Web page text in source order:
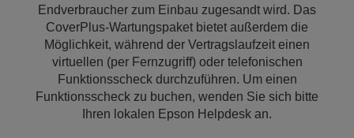
Endverbraucher zum Einbau zugesandt wird. Das
CoverPlus-Wartungspaket bietet außerdem die
Möglichkeit, während der Vertragslaufzeit einen
virtuellen (per Fernzugriff) oder telefonischen
Funktionsscheck durchzuführen. Um einen
Funktionsscheck zu buchen, wenden Sie sich bitte
Ihren lokalen Epson Helpdesk an.